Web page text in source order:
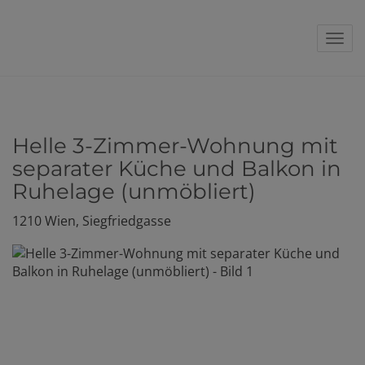
Helle 3-Zimmer-Wohnung mit
separater Küche und Balkon in
Ruhelage (unmöbliert)
1210 Wien, Siegfriedgasse